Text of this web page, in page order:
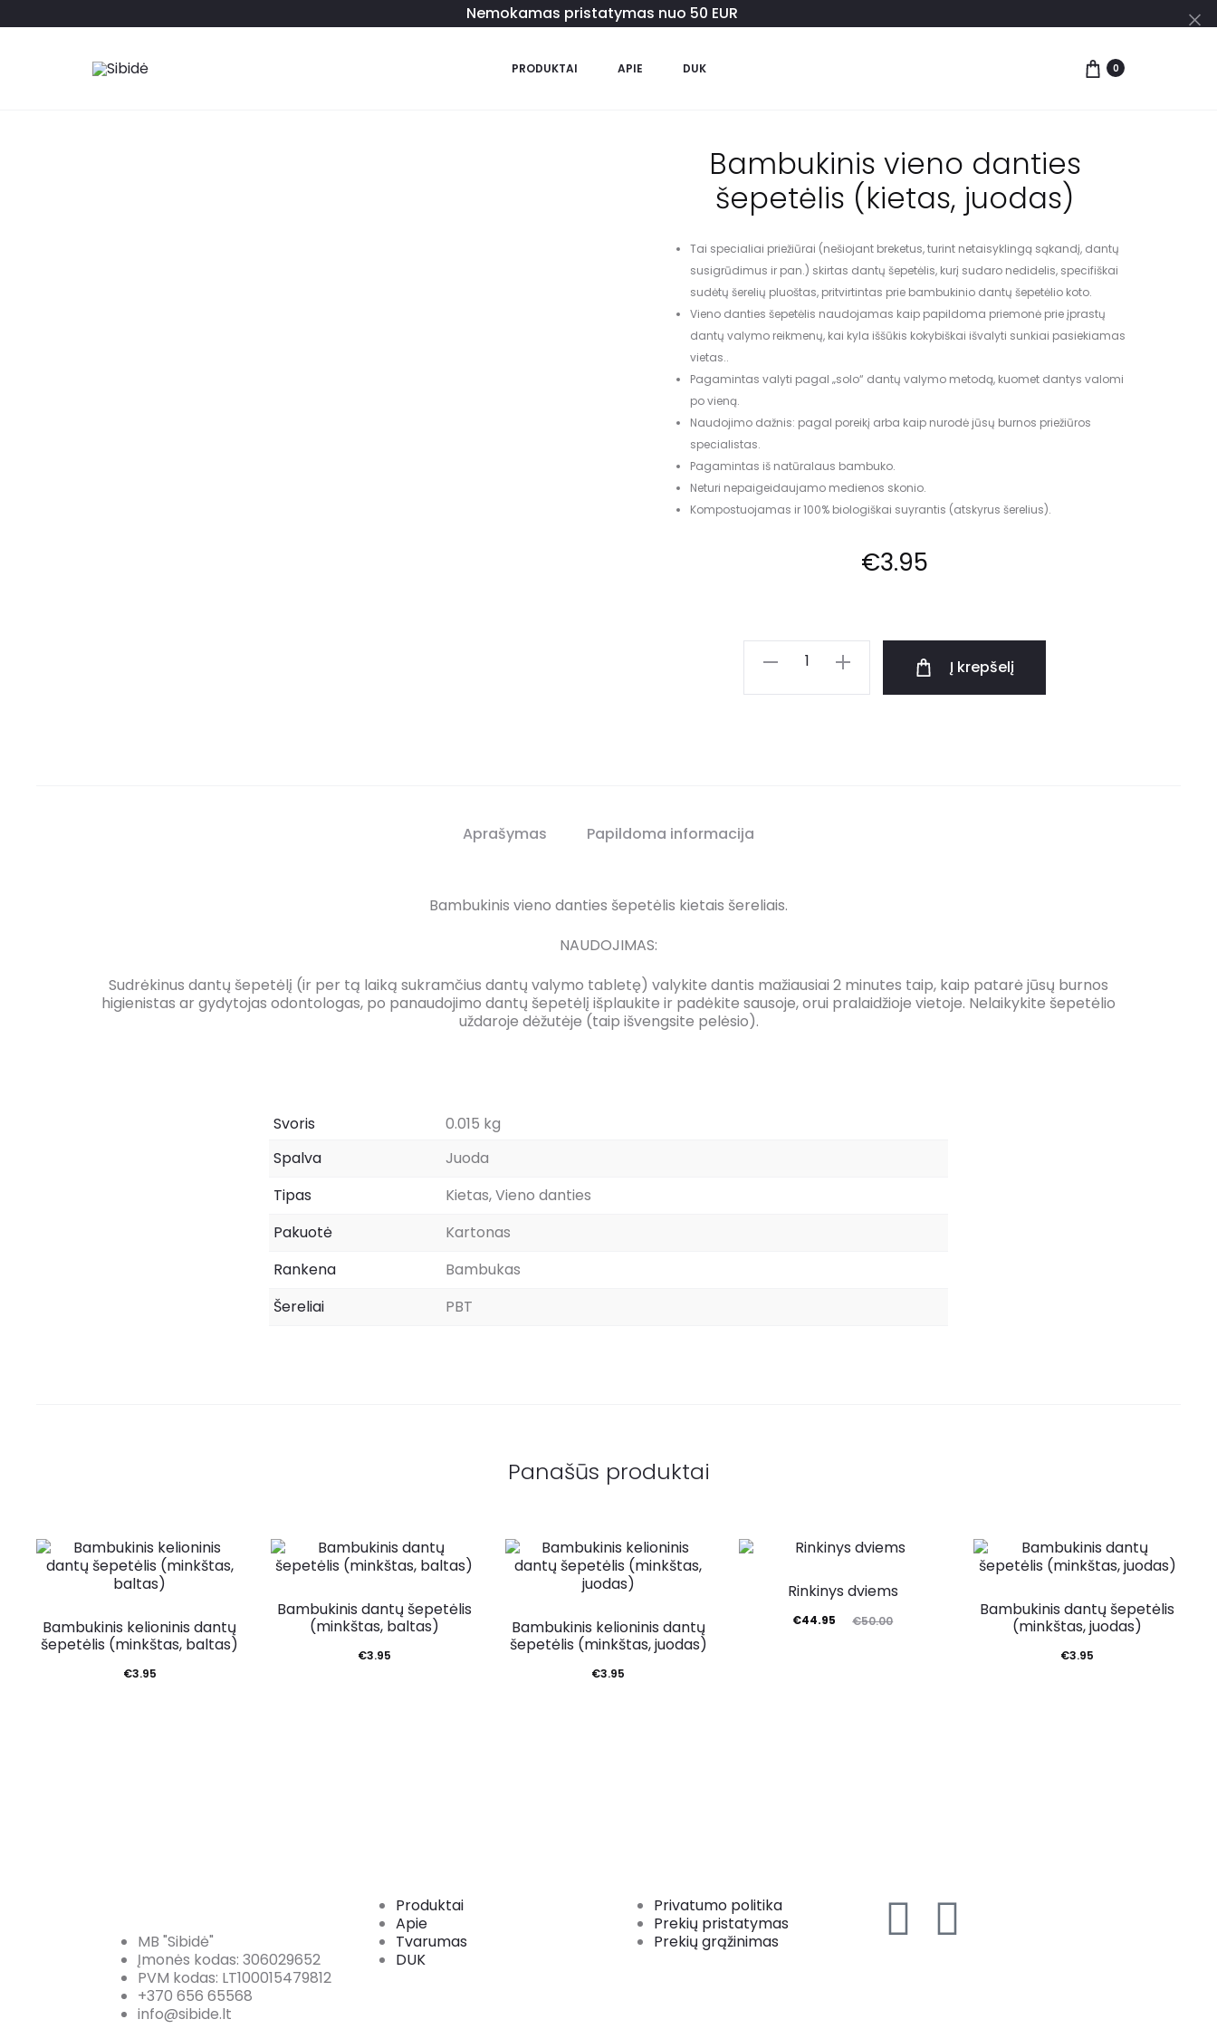
Nemokamas pristatymas nuo 50 EUR
PRODUKTAI APIE DUK 0
Bambukinis vieno danties
šepetėlis (kietas, juodas)
Tai specialiai priežiūrai (nešiojant breketus, turint netaisyklingą sąkandį, dantų
susigrūdimus ir pan.) skirtas dantų šepetėlis, kurį sudaro nedidelis, specifiškai
sudėtų šerelių pluoštas, pritvirtintas prie bambukinio dantų šepetėlio koto.
Vieno danties šepetėlis naudojamas kaip papildoma priemonė prie įprastų
dantų valymo reikmenų, kai kyla iššūkis kokybiškai išvalyti sunkiai pasiekiamas
vietas..
Pagamintas valyti pagal „solo“ dantų valymo metodą, kuomet dantys valomi
po vieną.
Naudojimo dažnis: pagal poreikį arba kaip nurodė jūsų burnos priežiūros
specialistas.
Pagamintas iš natūralaus bambuko.
Neturi nepaigeidaujamo medienos skonio.
Kompostuojamas ir 100% biologiškai suyrantis (atskyrus šerelius).
€3.95
Į krepšelį
Aprašymas Papildoma informacija
Bambukinis vieno danties šepetėlis kietais šereliais.
NAUDOJIMAS:
Sudrėkinus dantų šepetėlį (ir per tą laiką sukramčius dantų valymo tabletę) valykite dantis mažiausiai 2 minutes taip, kaip patarė jūsų burnos
higienistas ar gydytojas odontologas, po panaudojimo dantų šepetėlį išplaukite ir padėkite sausoje, orui pralaidžioje vietoje. Nelaikykite šepetėlio
uždaroje dėžutėje (taip išvengsite pelėsio).
Svoris
0.015 kg
Spalva
Juoda
Tipas
Kietas, Vieno danties
Pakuotė
Kartonas
Rankena
Bambukas
Šereliai
PBT
Panašūs produktai
Bambukinis kelioninis dantų
šepetėlis (minkštas, baltas)
€3.95
Bambukinis dantų šepetėlis
(minkštas, baltas)
€3.95
Bambukinis kelioninis dantų
šepetėlis (minkštas, juodas)
€3.95
Rinkinys dviems
€50.00
€44.95
Bambukinis dantų šepetėlis
(minkštas, juodas)
€3.95
MB "Sibidė"
Įmonės kodas: 306029652
PVM kodas: LT100015479812
+370 656 65568
info@sibide.lt
Produktai
Apie
Tvarumas
DUK
Privatumo politika
Prekių pristatymas
Prekių grąžinimas